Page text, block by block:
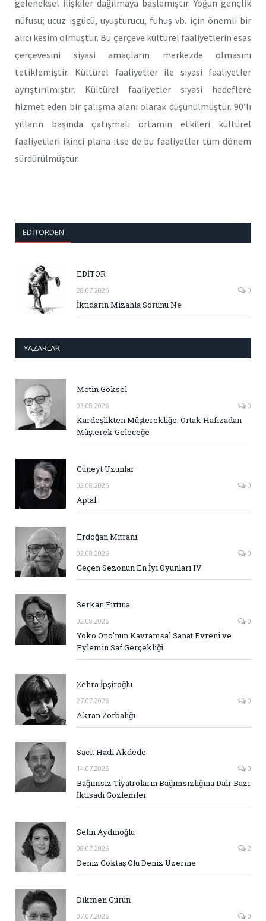
geleneksel ilişkiler dağılmaya başlamıştır. Yoğun gençlik
nüfusu; ucuz işgücü, uyuşturucu, fuhuş vb. için önemli bir
alıcı kesim olmuştur. Bu çerçeve kültürel faaliyetlerin esas
çerçevesini siyasi amaçların merkezde olmasını
tetiklemiştir. Kültürel faaliyetler ile siyasi faaliyetler
ayrıştırılmıştır. Kültürel faaliyetler siyasi hedeflere
hizmet eden bir çalışma alanı olarak düşünülmüştür. 90’lı
yılların başında çatışmalı ortamın etkileri kültürel
faaliyetleri ikinci plana itse de bu faaliyetler tüm dönem
sürdürülmüştür.
EDITÖRDEN
EDİTÖR
28.07.2026 0
İktidarın Mizahla Sorunu Ne
YAZARLAR
Metin Göksel
03.08.2026 0
Kardeşlikten Müşterekliğe: Ortak Hafızadan
Müşterek Geleceğe
Cüneyt Uzunlar
02.08.2026 0
Aptal
Erdoğan Mitrani
02.08.2026 0
Geçen Sezonun En İyi Oyunları IV
Serkan Fırtına
02.08.2026 0
Yoko Ono’nun Kavramsal Sanat Evreni ve
Eylemin Saf Gerçekliği
Zehra İpşiroğlu
27.07.2026 0
Akran Zorbalığı
Sacit Hadi Akdede
14.07.2026 0
Bağımsız Tiyatroların Bağımsızlığına Dair Bazı
İktisadi Gözlemler
Selin Aydınoğlu
08.07.2026 2
Deniz Göktaş Ölü Deniz Üzerine
Dikmen Gürün
07.07.2026 0